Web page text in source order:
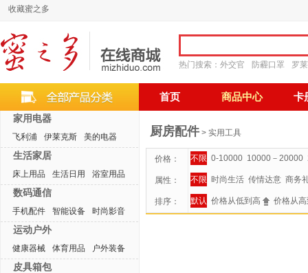
收藏蜜之多
热门搜索： 外交官 防霾口罩 罗莱
家用电器
飞利浦 伊莱克斯 美的电器
生活家居
床上用品 生活日用 浴室用品
数码通信
手机配件 智能设备 时尚影音
运动户外
健康器械 体育用品 户外装备
皮具箱包
首页 商品中心 卡
厨房配件 > 实用工具
价格： 不限 0-10000 10000－20000
属性： 不限 时尚生活 传情达意 商务
排序： 默认 价格从低到高 价格从